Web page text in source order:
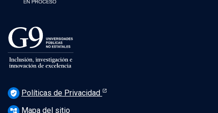
verified_user Políticas de Privacidad
account_tree Mapa del sitio